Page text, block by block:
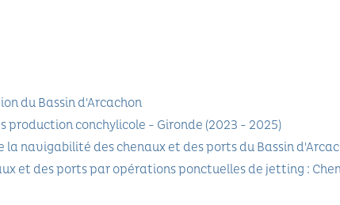
du Bassin d'Arcachon
production conchylicole - Gironde (2023 - 2025)
navigabilité des chenaux et des ports du Bassin
et des ports par opérations ponctuelles de jetting :